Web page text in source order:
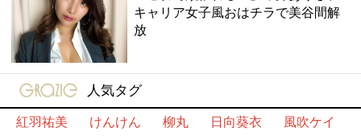
キャリア女子風おはチラで美谷間解
放
gravure-grazie
人気タグ
紅羽祐美
けんけん 柳丸 日向葵衣
風吹ケイ